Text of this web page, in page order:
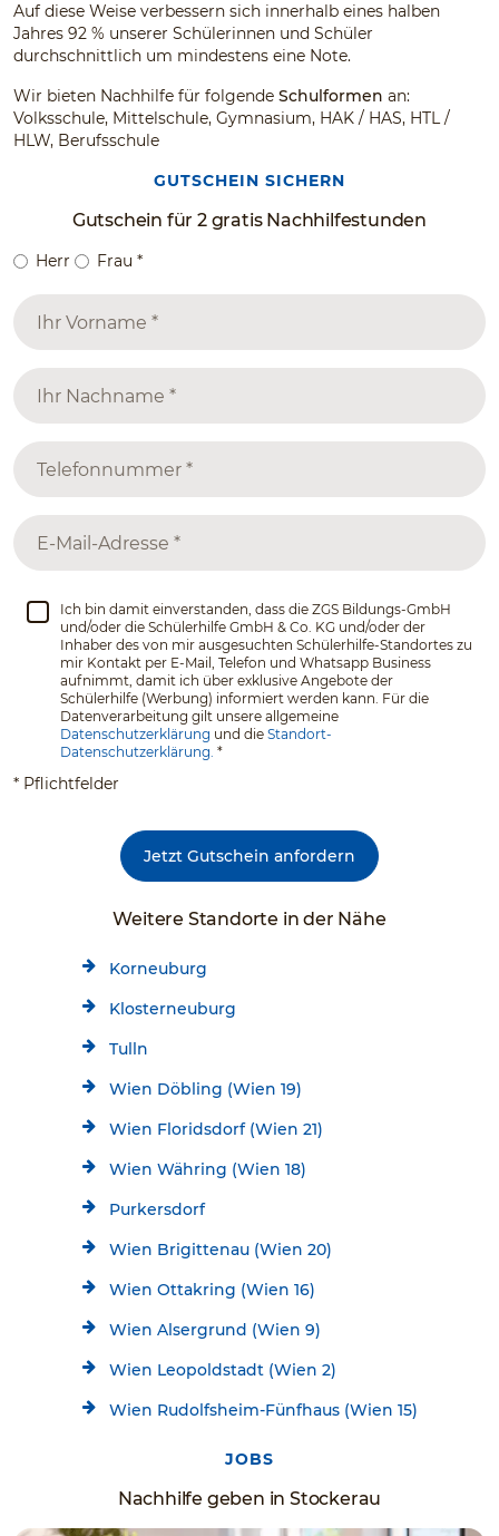
Auf diese Weise verbessern sich innerhalb eines halben
Jahres 92 % unserer Schülerinnen und Schüler
durchschnittlich um mindestens eine Note.
Wir bieten Nachhilfe für folgende Schulformen an:
Volksschule, Mittelschule, Gymnasium, HAK / HAS, HTL /
HLW, Berufsschule
GUTSCHEIN SICHERN
Gutschein für 2 gratis Nachhilfestunden
Herr Frau *
Ich bin damit einverstanden, dass die ZGS Bildungs-GmbH
und/oder die Schülerhilfe GmbH & Co. KG und/oder der
Inhaber des von mir ausgesuchten Schülerhilfe-Standortes zu
mir Kontakt per E-Mail, Telefon und Whatsapp Business
aufnimmt, damit ich über exklusive Angebote der
Schülerhilfe (Werbung) informiert werden kann. Für die
Datenverarbeitung gilt unsere allgemeine
Datenschutzerklärung und die Standort-
Datenschutzerklärung. *
* Pflichtfelder
Jetzt Gutschein anfordern
Weitere Standorte in der Nähe
Korneuburg
Klosterneuburg
Tulln
Wien Döbling (Wien 19)
Wien Floridsdorf (Wien 21)
Wien Währing (Wien 18)
Purkersdorf
Wien Brigittenau (Wien 20)
Wien Ottakring (Wien 16)
Wien Alsergrund (Wien 9)
Wien Leopoldstadt (Wien 2)
Wien Rudolfsheim-Fünfhaus (Wien 15)
JOBS
Nachhilfe geben in Stockerau